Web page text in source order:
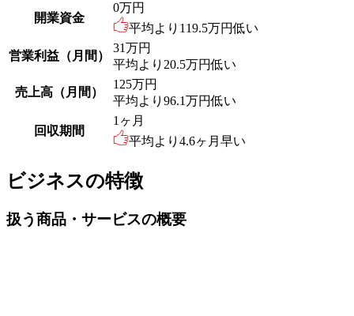
開業資金
0万円
平均より 119.5万円低い
営業利益（月間）
31万円
平均より 20.5万円低い
売上高（月間）
125万円
平均より 96.1万円低い
回収期間
1 ヶ月
平均より 4.6ヶ月早い
ビジネスの特徴
扱う商品・サービスの概要